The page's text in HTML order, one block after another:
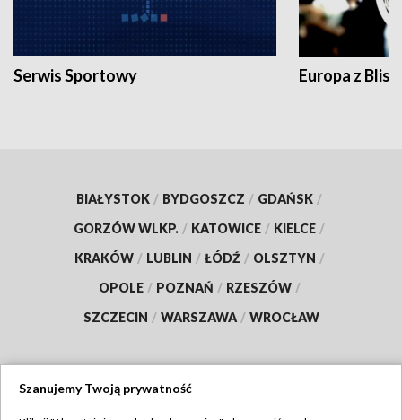
Serwis Sportowy Europa z
BIAŁYSTOK / BYDGOSZCZ / GDAŃSK /
GORZÓW WLKP. / KATOWICE / KIELCE /
KRAKÓW / LUBLIN / ŁÓDŹ / OLSZTYN /
OPOLE / POZNAŃ / RZESZÓW /
SZCZECIN / WARSZAWA / WROCŁAW
Szanujemy Twoją prywatność